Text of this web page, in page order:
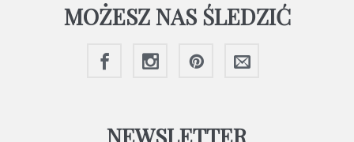
MOŻESZ NAS ŚLEDZIĆ
NEWSLETTER